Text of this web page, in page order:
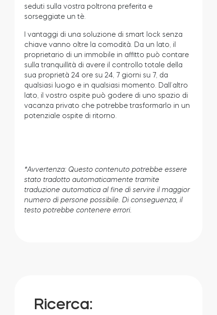
seduti sulla vostra poltrona preferita e
sorseggiate un tè.
I vantaggi di una soluzione di smart lock senza
chiave vanno oltre la comodità. Da un lato, il
proprietario di un immobile in affitto può contare
sulla tranquillità di avere il controllo totale della
sua proprietà 24 ore su 24, 7 giorni su 7, da
qualsiasi luogo e in qualsiasi momento. Dall’altro
lato, il vostro ospite può godere di uno spazio di
vacanza privato che potrebbe trasformarlo in un
potenziale ospite di ritorno.
*Avvertenza: Questo contenuto potrebbe essere
stato tradotto automaticamente tramite
traduzione automatica al fine di servire il maggior
numero di persone possibile. Di conseguenza, il
testo potrebbe contenere errori.
Ricerca: